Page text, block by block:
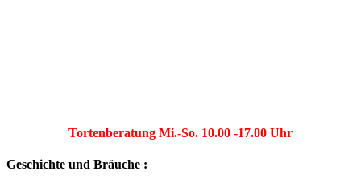
Tortenberatung Mi.-So. 10.00 -17.00 Uhr
Geschichte und Bräuche :